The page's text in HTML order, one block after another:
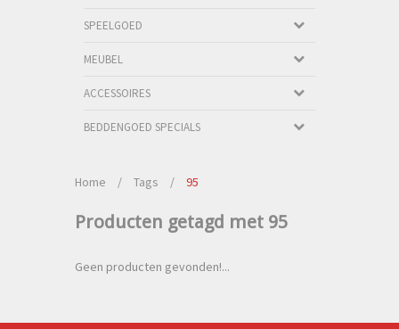
SPEELGOED
MEUBEL
ACCESSOIRES
BEDDENGOED SPECIALS
Home / Tags / 95
Producten getagd met 95
Geen producten gevonden!...